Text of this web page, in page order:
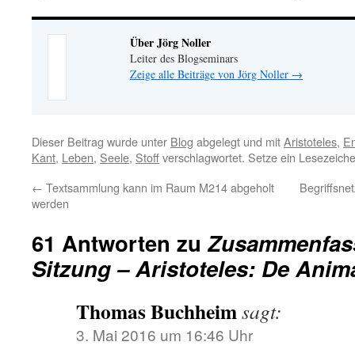
Über Jörg Noller
Leiter des Blogseminars
Zeige alle Beiträge von Jörg Noller →
Dieser Beitrag wurde unter Blog abgelegt und mitAristoteles,
Kant, Leben, Seele, Stoffverschlagwortet. Setze ein
← Textsammlung kann im Raum M214 abgeholt
werden
61 Antworten zu
Sitzung – Aristoteles: De
Thomas Buchheimsagt:
3. Mai 2016 um 16:46 Uhr